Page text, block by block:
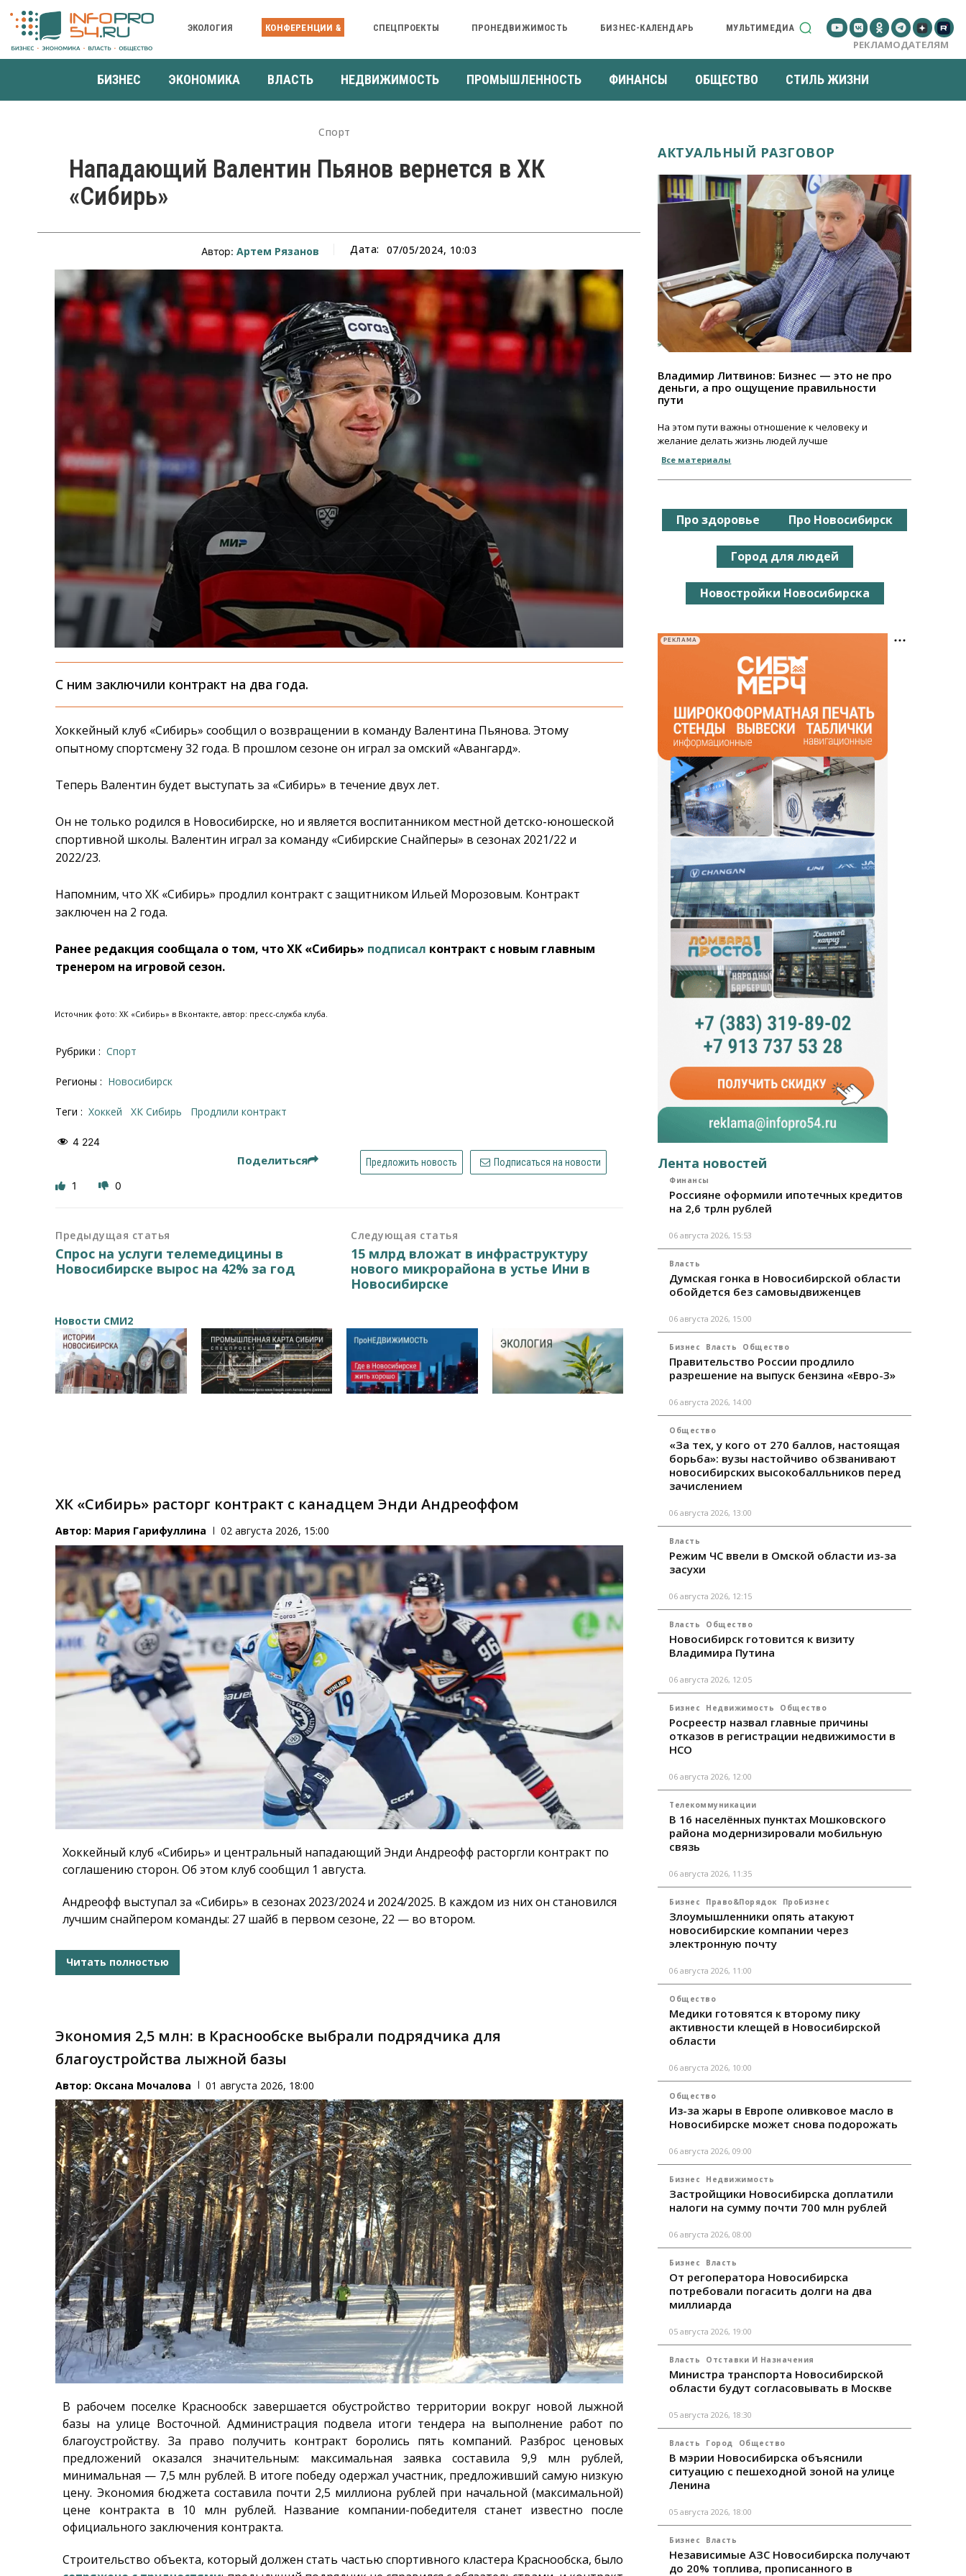
ЭКОЛОГИЯ КОНФЕРЕНЦИИ & СПЕЦПРОЕКТЫ ПРОНЕДВИЖИМОСТЬ БИЗНЕС-КАЛЕНДАРЬ МУЛЬТИМЕДИА
РЕКЛАМОДАТЕЛЯМ
БИЗНЕС ЭКОНОМИКА ВЛАСТЬ НЕДВИЖИМОСТЬ ПРОМЫШЛЕННОСТЬ ФИНАНСЫ ОБЩЕСТВО СТИЛЬ ЖИЗНИ
Спорт
Нападающий Валентин Пьянов вернется в ХК
«Сибирь»
Автор:Артем Рязанов Дата: 07/05/2024, 10:03
С ним заключили контракт на два года.
Хоккейный клуб «Сибирь» сообщил о возвращении в команду Валентина Пьянова. Этому
опытному спортсмену 32 года. В прошлом сезоне он играл за омский «Авангард».
Теперь Валентин будет выступать за «Сибирь» в течение двух лет.
Он не только родился в Новосибирске, но и является воспитанником местной детско-юношеской
спортивной школы. Валентин играл за команду «Сибирские Снайперы» в сезонах 2021/22 и
2022/23.
Напомним, что ХК «Сибирь» продлил контракт с защитником Ильей Морозовым. Контракт
заключен на 2 года.
Ранее редакция сообщала о том, что ХК «Сибирь» подписал контракт с новым главным
тренером на игровой сезон.
Источник фото: ХК «Сибирь» в Вконтакте, автор: пресс-служба клуба.
Рубрики : Спорт
Регионы : Новосибирск
Теги : хоккей ХК Сибирь продлили контракт
4 224
Поделиться Предложить новость Подписаться на новости
1 0
Предыдущая статья
Спрос на услуги телемедицины в
Новосибирске вырос на 42% за год
Следующая статья
15 млрд вложат в инфраструктуру
нового микрорайона в устье Ини в
Новосибирске
Новости СМИ2
ХК «Сибирь» расторг контракт с канадцем Энди Андреоффом
Автор: Мария Гарифуллина 02 августа 2026, 15:00
Хоккейный клуб «Сибирь» и центральный нападающий Энди Андреофф расторгли контракт по
соглашению сторон. Об этом клуб сообщил 1 августа.
Андреофф выступал за «Сибирь» в сезонах 2023/2024 и 2024/2025. В каждом из них он становился
лучшим снайпером команды: 27 шайб в первом сезоне, 22 — во втором.
Читать полностью
Экономия 2,5 млн: в Краснообске выбрали подрядчика для
благоустройства лыжной базы
Автор: Оксана Мочалова 01 августа 2026, 18:00
В рабочем поселке Краснообск завершается обустройство территории вокруг новой лыжной
базы на улице Восточной. Администрация подвела итоги тендера на выполнение работ по
благоустройству. За право получить контракт боролись пять компаний. Разброс ценовых
предложений оказался значительным: максимальная заявка составила 9,9 млн рублей,
минимальная — 7,5 млн рублей. В итоге победу одержал участник, предложивший самую низкую
цену. Экономия бюджета составила почти 2,5 миллиона рублей при начальной (максимальной)
цене контракта в 10 млн рублей. Название компании-победителя станет известно после
официального заключения контракта.
Строительство объекта, который должен стать частью спортивного кластера Краснообска, было
АКТУАЛЬНЫЙ РАЗГОВОР
Владимир Литвинов: Бизнес — это не про
деньги, а про ощущение правильности
пути
На этом пути важны отношение к человеку и
желание делать жизнь людей лучше
Все материалы
Про здоровье Про Новосибирск
Город для людей
Новостройки Новосибирска
РЕКЛАМА
Лента новостей
Финансы
Россияне оформили ипотечных кредитов
на 2,6 трлн рублей
06 августа 2026, 15:53
Власть
Думская гонка в Новосибирской области
обойдется без самовыдвиженцев
06 августа 2026, 15:00
Бизнес Власть Общество
Правительство России продлило
разрешение на выпуск бензина «Евро-3»
06 августа 2026, 14:00
Общество
«За тех, у кого от 270 баллов, настоящая
борьба»: вузы настойчиво обзванивают
новосибирских высокобалльников перед
зачислением
06 августа 2026, 13:00
Власть
Режим ЧС ввели в Омской области из-за
засухи
06 августа 2026, 12:15
Власть Общество
Новосибирск готовится к визиту
Владимира Путина
06 августа 2026, 12:05
Бизнес Недвижимость Общество
Росреестр назвал главные причины
отказов в регистрации недвижимости в
НСО
06 августа 2026, 12:00
Телекоммуникации
В 16 населённых пунктах Мошковского
района модернизировали мобильную
связь
06 августа 2026, 11:35
Бизнес Право&Порядок ПроБизнес
Злоумышленники опять атакуют
новосибирские компании через
электронную почту
06 августа 2026, 11:00
Общество
Медики готовятся к второму пику
активности клещей в Новосибирской
области
06 августа 2026, 10:00
Общество
Из-за жары в Европе оливковое масло в
Новосибирске может снова подорожать
06 августа 2026, 09:00
Бизнес Недвижимость
Застройщики Новосибирска доплатили
налоги на сумму почти 700 млн рублей
06 августа 2026, 08:00
Бизнес Власть
От регоператора Новосибирска
потребовали погасить долги на два
миллиарда
05 августа 2026, 19:00
Власть Отставки И Назначения
Министра транспорта Новосибирской
области будут согласовывать в Москве
05 августа 2026, 18:30
Власть Город Общество
В мэрии Новосибирска объяснили
ситуацию с пешеходной зоной на улице
Ленина
05 августа 2026, 18:00
Бизнес Власть
Независимые АЗС Новосибирска получают
до 20% топлива, прописанного в